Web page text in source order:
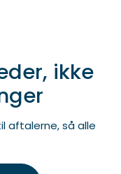
ikke
aftalerne, så alle